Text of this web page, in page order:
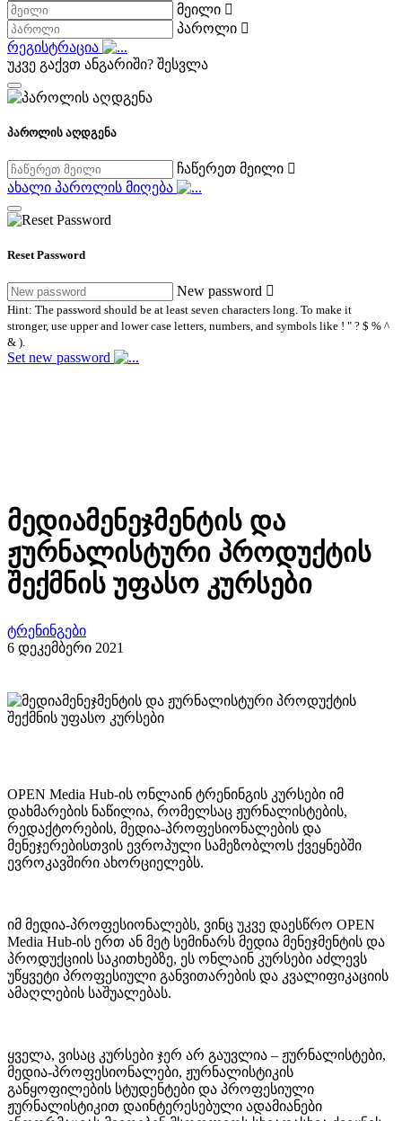
მეილი
პაროლი
რეგისტრაცია
უკვე გაქვთ ანგარიში? შესვლა
პაროლის აღდგენა
ჩაწერეთ მეილი
ახალი პაროლის მიღება
Reset Password
New password
Hint: The password should be at least seven characters long. To make it
stronger, use upper and lower case letters, numbers, and symbols like ! " ? $ % ^
& ).
Set new password
მედიამენეჯმენტის და
ჟურნალისტური პროდუქტის
შექმნის უფასო კურსები
ტრენინგები
6 დეკემბერი 2021
OPEN Media Hub-ის ონლაინ ტრენინგის კურსები იმ
დახმარების ნაწილია, რომელსაც ჟურნალისტების,
რედაქტორების, მედია-პროფესიონალების და
მენეჯერებისთვის ევროპული სამეზობლოს ქვეყნებში
ევროკავშირი ახორციელებს.
იმ მედია-პროფესიონალებს, ვინც უკვე დაესწრო OPEN
Media Hub-ის ერთ ან მეტ სემინარს მედია მენეჯმენტის და
პროდუქციის საკითხებზე, ეს ონლაინ კურსები აძლევს
უწყვეტი პროფესიული განვითარების და კვალიფიკაციის
ამაღლების საშუალებას.
ყველა, ვისაც კურსები ჯერ არ გაუვლია – ჟურნალისტები,
მედია-პროფესიონალები, ჟურნალისტიკის
განყოფილების სტუდენტები და პროფესიული
ჟურნალისტიკით დაინტერესებული ადამიანები